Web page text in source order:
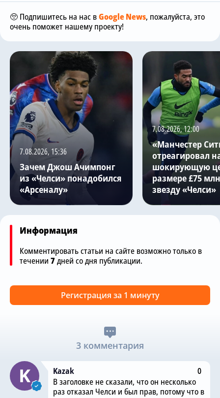
🥺 Подпишитесь на нас вGoogle News, пожалуйста, это
очень поможет нашему проекту!
7.08.2026, 15:36
Зачем Джош Ачимпонг
из «Челси» понадобился
«Арсеналу»
7.08.2026, 12:00
«Манчестер
отреагировал
шокирующую
размере £75
звезду «Челси»
Информация
Комментировать статьи на сайте возможно только в
течении 7дней со дня публикации.
Регистрация за 1 минуту
3 комментария
Kazak
0
В заголовке не сказали, что он несколько
раз отказал Челси и был прав, потому что в